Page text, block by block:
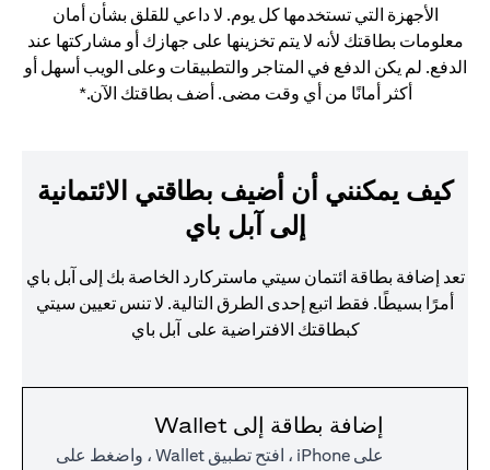
الأجهزة التي تستخدمها كل يوم. لا داعي للقلق بشأن أمان
معلومات بطاقتك لأنه لا يتم تخزينها على جهازك أو مشاركتها عند
الدفع. لم يكن الدفع في المتاجر والتطبيقات وعلى الويب أسهل أو
أكثر أمانًا من أي وقت مضى. أضف بطاقتك الآن.*
كيف يمكنني أن أضيف بطاقتي الائتمانية
إلى آبل باي
تعد إضافة بطاقة ائتمان سيتي ماستركارد الخاصة بك إلى آبل باي
أمرًا بسيطًا. فقط اتبع إحدى الطرق التالية. لا تنس تعيين سيتي
كبطاقتك الافتراضية على آبل باي
إضافة بطاقة إلى Wallet
على iPhone ، افتح تطبيق Wallet ، واضغط على